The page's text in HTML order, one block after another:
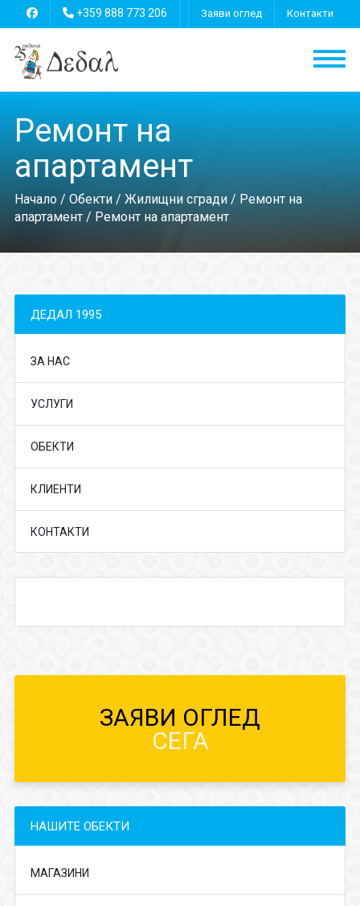
+359 888 773 206 Заяви оглед Контакти
Ремонт на
апартамент
Начало/ Обекти/ Жилищни сгради/ Ремонт на
апартамент/ Ремонт на апартамент
ДЕДАЛ 1995
ЗА НАС
УСЛУГИ
ОБЕКТИ
КЛИЕНТИ
КОНТАКТИ
ЗАЯВИ ОГЛЕД
СЕГА
НАШИТЕ ОБЕКТИ
МАГАЗИНИ